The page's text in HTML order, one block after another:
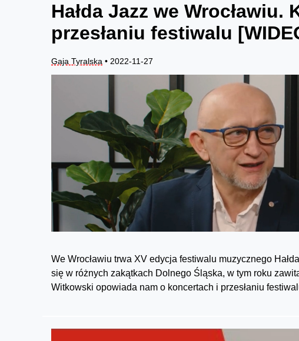
Hałda Jazz we
przesłaniu festiwalu
Gaja Tyralska • 2022-11-27
We Wrocławiu trwa XV edycja festiwalu muzycznego
się w różnych zakątkach Dolnego Śląska, w tym roku
Witkowski opowiada nam o koncertach i przesłaniu